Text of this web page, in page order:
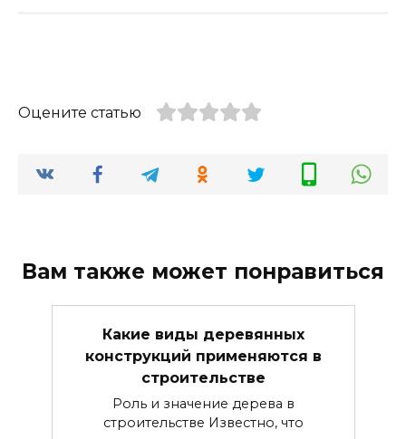
Оцените статью
Вам также может понравиться
Какие виды деревянных
конструкций применяются в
строительстве
Роль и значение дерева в
строительстве Известно, что